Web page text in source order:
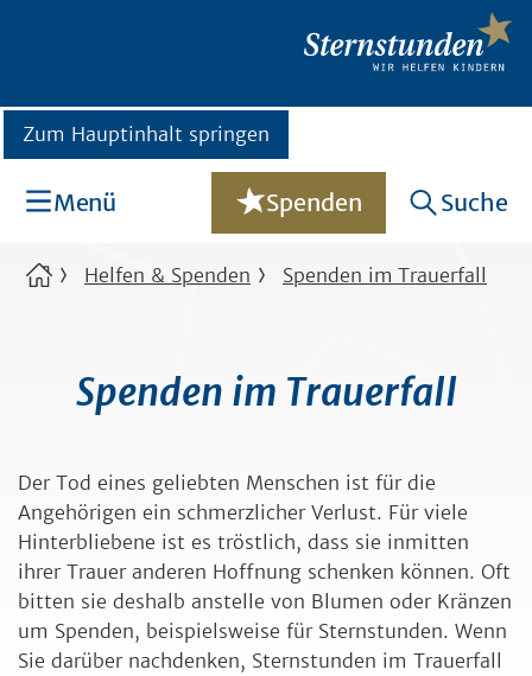
Zum Hauptinhalt springen
Menü Spenden Suche
Helfen & Spenden Spenden im Trauerfall
Spenden im Trauerfall
Der Tod eines geliebten Menschen ist für die
Angehörigen ein schmerzlicher Verlust. Für viele
Hinterbliebene ist es tröstlich, dass sie inmitten
ihrer Trauer anderen Hoffnung schenken können. Oft
bitten sie deshalb anstelle von Blumen oder Kränzen
um Spenden, beispielsweise für Sternstunden. Wenn
Sie darüber nachdenken, Sternstunden im Trauerfall